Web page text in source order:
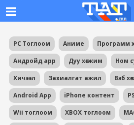
PC Тоглоом Аниме Программ
Андройд app Дуу хөгжим Ном
Хичээл Захиалгат ажил Вэб
Android App iPhone контент
Wii тоглоом XBOX тоглоом